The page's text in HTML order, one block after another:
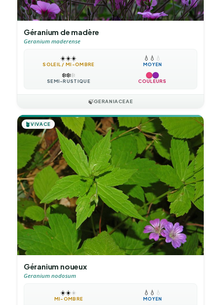
Géranium de madère
Geranium maderense
☀️☀️☀️
SOLEIL / MI-OMBRE
💧 💧 💧
MOYEN
❄️❄️❄️
SEMI-RUSTIQUE COULEURS
🍃GERANIACEAE
🪴VIVACE
Géranium noueux
Geranium nodosum
☀️☀️☀️
MI-OMBRE
💧 💧 💧
MOYEN